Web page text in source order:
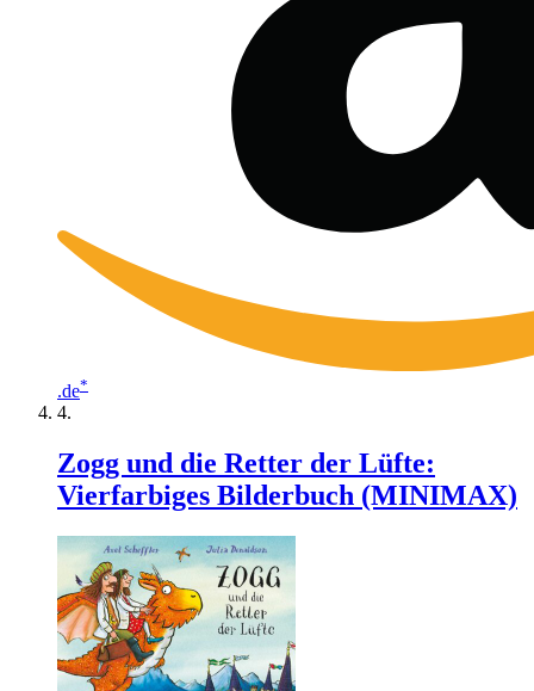
.de*
Zogg und die Retter der Lüfte:
Vierfarbiges Bilderbuch (MINIMAX)